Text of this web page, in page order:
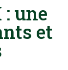
une
et